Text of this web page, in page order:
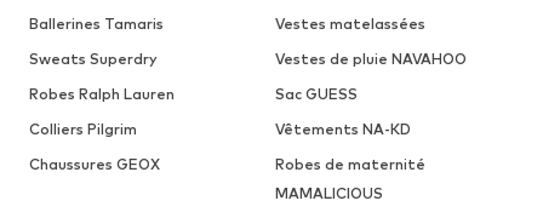
Ballerines Tamaris
Vestes matelassées
Sweats Superdry
Vestes de pluie NAVAHOO
Robes Ralph Lauren
Sac GUESS
Colliers Pilgrim
Vêtements NA-KD
Chaussures GEOX
Robes de maternité
MAMALICIOUS